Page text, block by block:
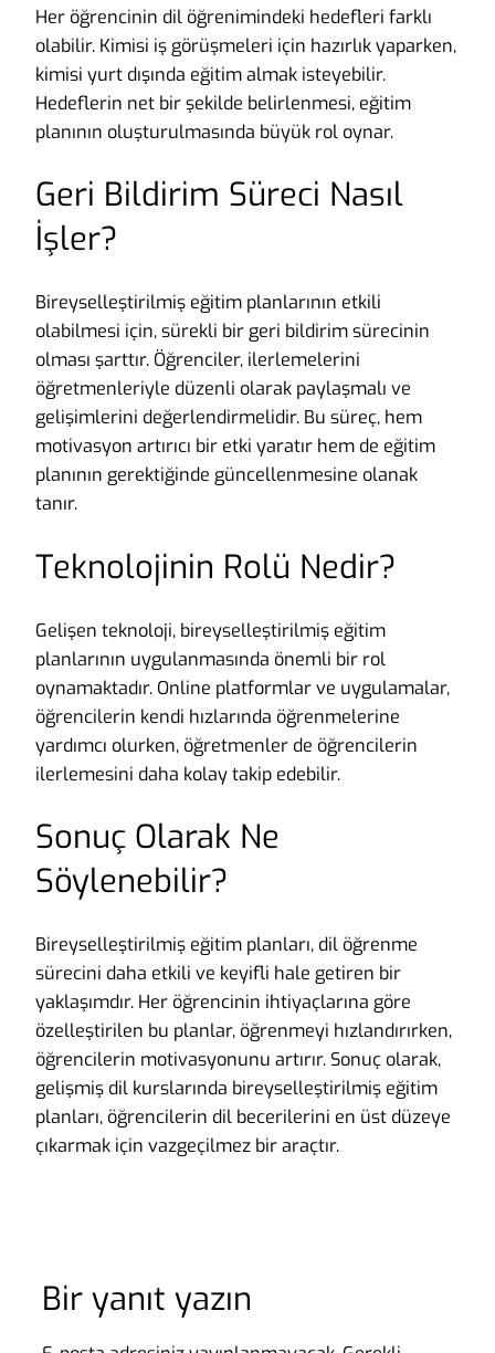
Her öğrencinin dil öğrenimindeki hedefleri farklı
olabilir. Kimisi iş görüşmeleri için hazırlık yaparken,
kimisi yurt dışında eğitim almak isteyebilir.
Hedeflerin net bir şekilde belirlenmesi, eğitim
planının oluşturulmasında büyük rol oynar.
Geri Bildirim Süreci Nasıl
İşler?
Bireyselleştirilmiş eğitim planlarının etkili
olabilmesi için, sürekli bir geri bildirim sürecinin
olması şarttır. Öğrenciler, ilerlemelerini
öğretmenleriyle düzenli olarak paylaşmalı ve
gelişimlerini değerlendirmelidir. Bu süreç, hem
motivasyon artırıcı bir etki yaratır hem de eğitim
planının gerektiğinde güncellenmesine olanak
tanır.
Teknolojinin Rolü Nedir?
Gelişen teknoloji, bireyselleştirilmiş eğitim
planlarının uygulanmasında önemli bir rol
oynamaktadır. Online platformlar ve uygulamalar,
öğrencilerin kendi hızlarında öğrenmelerine
yardımcı olurken, öğretmenler de öğrencilerin
ilerlemesini daha kolay takip edebilir.
Sonuç Olarak Ne
Söylenebilir?
Bireyselleştirilmiş eğitim planları, dil öğrenme
sürecini daha etkili ve keyifli hale getiren bir
yaklaşımdır. Her öğrencinin ihtiyaçlarına göre
özelleştirilen bu planlar, öğrenmeyi hızlandırırken,
öğrencilerin motivasyonunu artırır. Sonuç olarak,
gelişmiş dil kurslarında bireyselleştirilmiş eğitim
planları, öğrencilerin dil becerilerini en üst düzeye
çıkarmak için vazgeçilmez bir araçtır.
Bir yanıt yazın